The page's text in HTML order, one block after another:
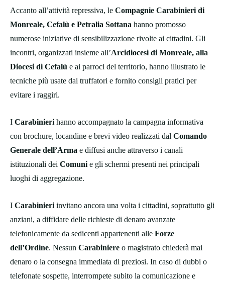
Accanto all’attività repressiva, le Compagnie Carabinieri di
Monreale, Cefalù e Petralia Sottana hanno promosso
numerose iniziative di sensibilizzazione rivolte ai cittadini. Gli
incontri, organizzati insieme all’Arcidiocesi di Monreale, alla
Diocesi di Cefalù e ai parroci del territorio, hanno illustrato le
tecniche più usate dai truffatori e fornito consigli pratici per
evitare i raggiri.
I Carabinieri hanno accompagnato la campagna informativa
con brochure, locandine e brevi video realizzati dal Comando
Generale dell’Arma e diffusi anche attraverso i canali
istituzionali dei Comuni e gli schermi presenti nei principali
luoghi di aggregazione.
I Carabinieri invitano ancora una volta i cittadini, soprattutto gli
anziani, a diffidare delle richieste di denaro avanzate
telefonicamente da sedicenti appartenenti alle Forze
dell’Ordine. Nessun Carabiniere o magistrato chiederà mai
denaro o la consegna immediata di preziosi. In caso di dubbi o
telefonate sospette, interrompete subito la comunicazione e